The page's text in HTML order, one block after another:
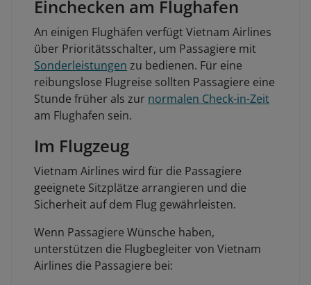
Einchecken am Flughafen
An einigen Flughäfen verfügt Vietnam Airlines
über Prioritätsschalter, um Passagiere mit
Sonderleistungen zu bedienen. Für eine
reibungslose Flugreise sollten Passagiere eine
Stunde früher als zur normalen Check-in-Zeit
am Flughafen sein.
Im Flugzeug
Vietnam Airlines wird für die Passagiere
geeignete Sitzplätze arrangieren und die
Sicherheit auf dem Flug gewährleisten.
Wenn Passagiere Wünsche haben,
unterstützen die Flugbegleiter von Vietnam
Airlines die Passagiere bei: